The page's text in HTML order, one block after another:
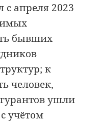
с апреля 2023
бывших
к
человек,
ушли
учётом